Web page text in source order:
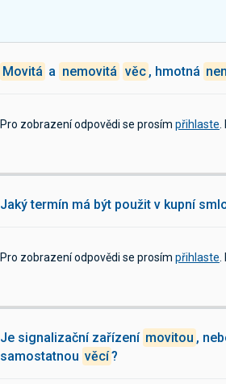
Movitá a nemovitá věc , hmotná
Pro zobrazení odpovědi se prosím přihlaste
Jaký termín má být použit v kupní
Pro zobrazení odpovědi se prosím přihlaste
Je signalizační zařízení movitou ,
samostatnou věcí?